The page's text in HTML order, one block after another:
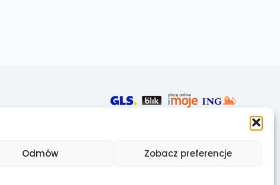
Odmów Zobacz preferencje